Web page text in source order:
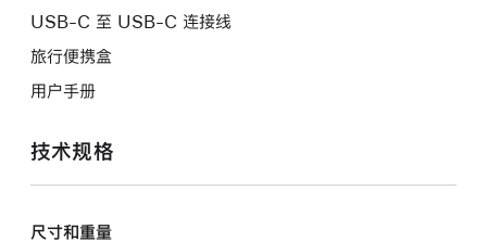
USB-C 至 USB-C 连接线
旅行便携盒
用户手册
技术规格
尺寸和重量